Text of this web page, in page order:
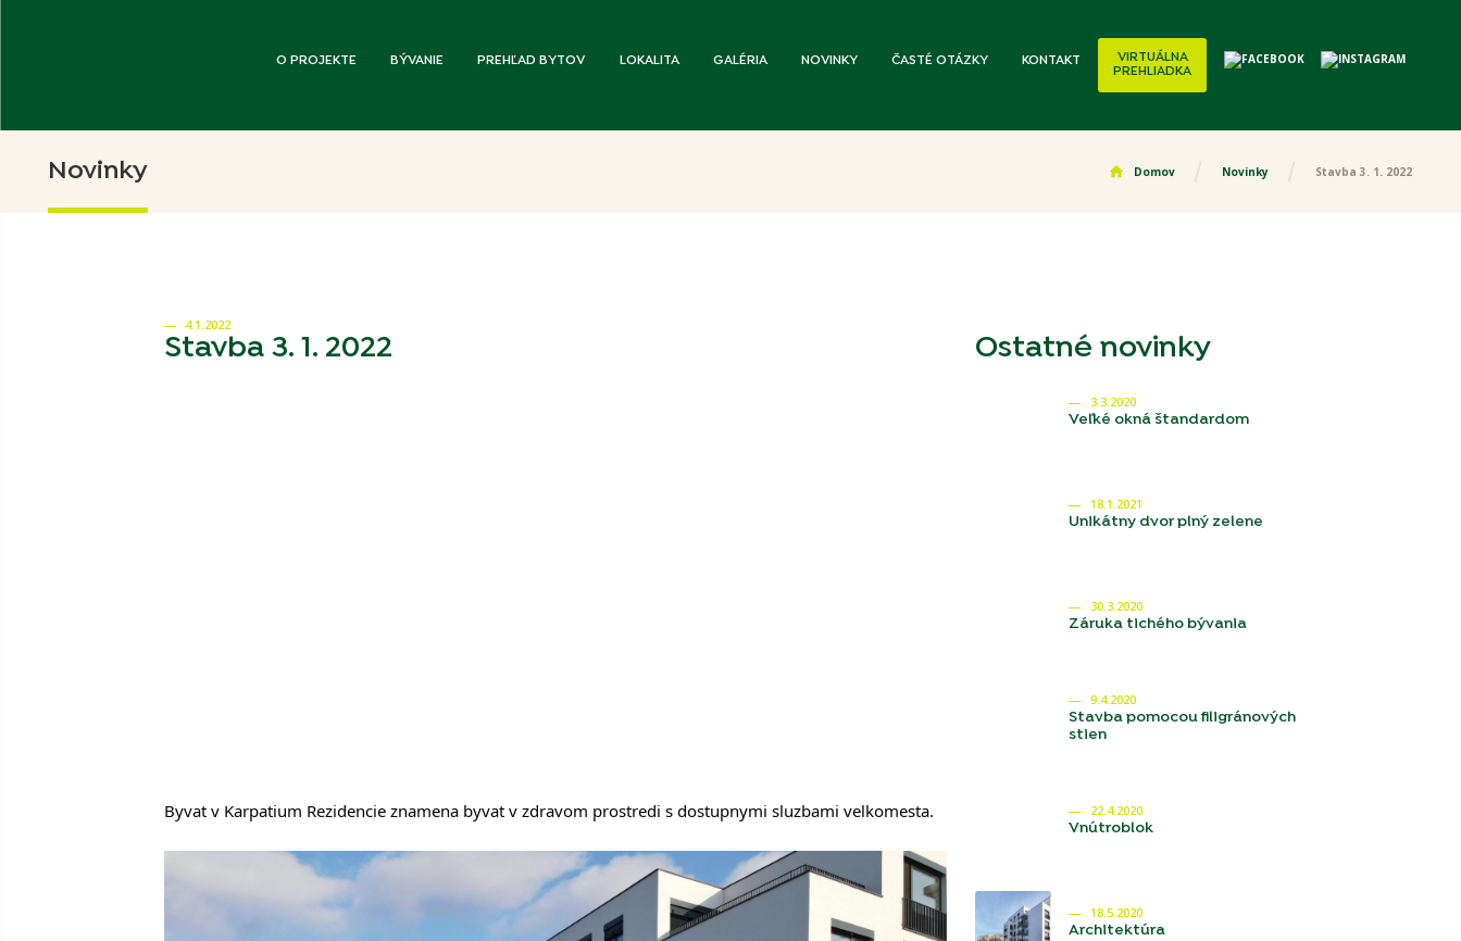
O PROJEKTE BÝVANIE PREHĽAD BYTOV LOKALITA GALÉRIA NOVINKY ČASTÉ OTÁZKY KONTAKT
VIRTUÁLNA
PREHLIADKA
Novinky home Domov Novinky Stavba 3. 1. 2022
4.1.2022
Stavba 3. 1. 2022
Byvat v Karpatium Rezidencie znamena byvat v zdravom prostredi s dostupnymi sluzbami velkomesta.
Ostatné novinky
3.3.2020
Veľké okná štandardom
18.1.2021
Unikátny dvor plný zelene
30.3.2020
Záruka tichého bývania
9.4.2020
Stavba pomocou filigránových
stien
22.4.2020
Vnútroblok
18.5.2020
Architektúra